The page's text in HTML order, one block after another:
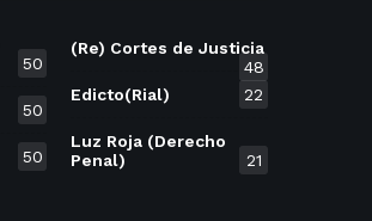
50
50
50
(Re) Cortes de Justicia
48
Edicto(Rial)
22
Luz Roja (Derecho
Penal)
21